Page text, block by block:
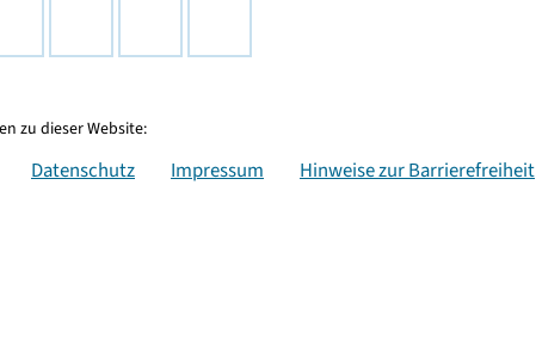
zu dieser Website:
Datenschutz Impressum Hinweise zur Barrierefreiheit